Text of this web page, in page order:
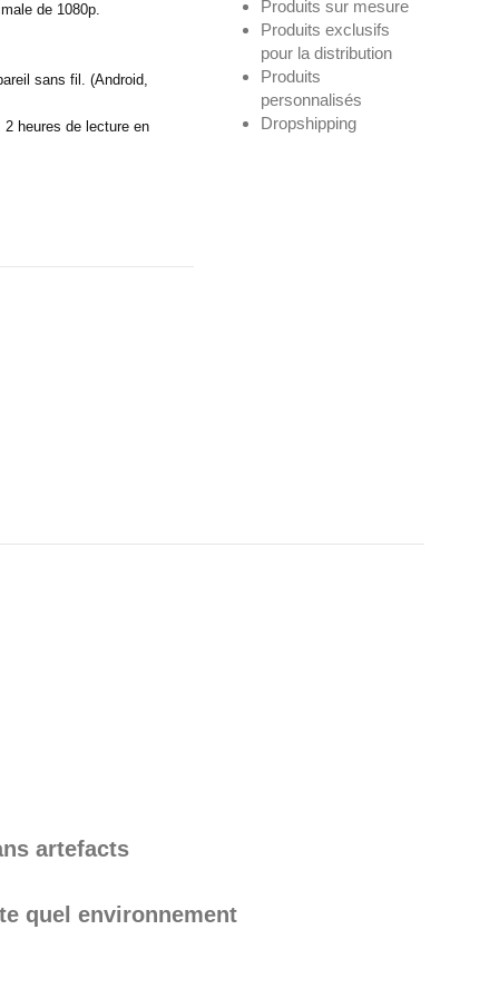
de 1080p.
sans fil. (Android,
heures de lecture en
Produits sur mesure
Produits exclusifs
pour la distribution
Produits
personnalisés
Dropshipping
artefacts
quel environnement